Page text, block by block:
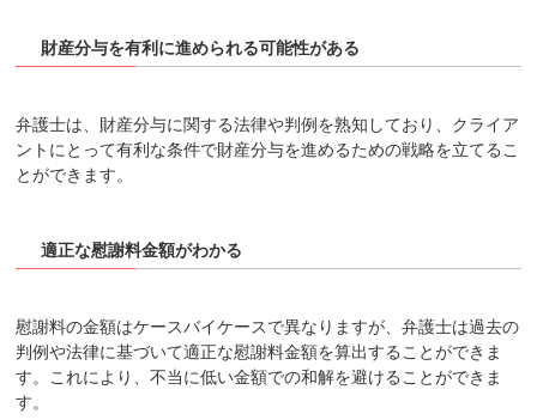
財産分与を有利に進められる可能性がある
弁護士は、財産分与に関する法律や判例を熟知しており、クライア
ントにとって有利な条件で財産分与を進めるための戦略を立てるこ
とができます。
適正な慰謝料金額がわかる
慰謝料の金額はケースバイケースで異なりますが、弁護士は過去の
判例や法律に基づいて適正な慰謝料金額を算出することができま
す。これにより、不当に低い金額での和解を避けることができま
す。